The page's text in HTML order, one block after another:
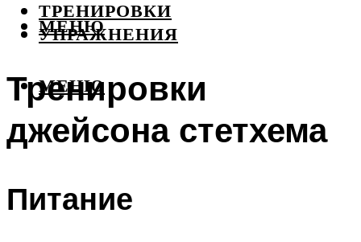
ТРЕНИРОВКИ
УПРАЖНЕНИЯ
МЕНЮ
МЕНЮ
Тренировки
джейсона стетхема
Питание